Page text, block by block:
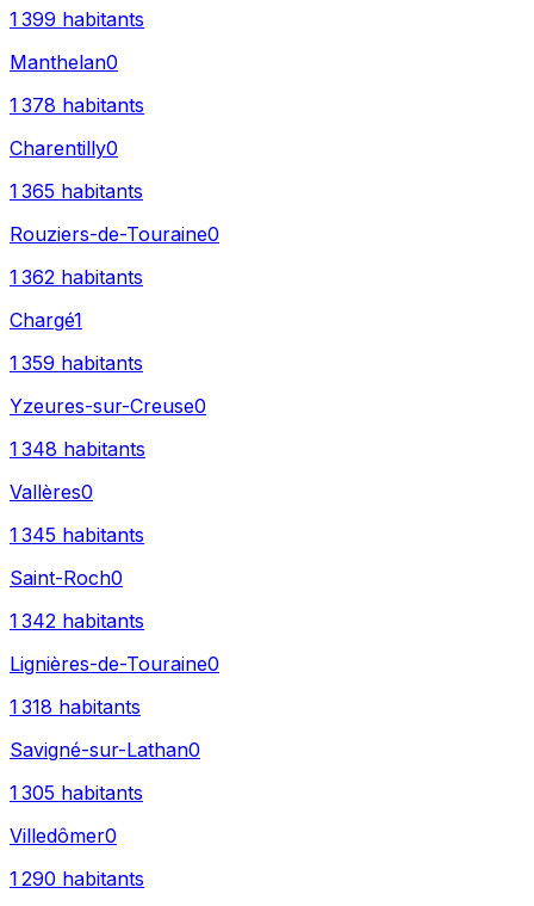
1 399 habitants
Manthelan0
1 378 habitants
Charentilly0
1 365 habitants
Rouziers-de-Touraine0
1 362 habitants
Chargé1
1 359 habitants
Yzeures-sur-Creuse0
1 348 habitants
Vallères0
1 345 habitants
Saint-Roch0
1 342 habitants
Lignières-de-Touraine0
1 318 habitants
Savigné-sur-Lathan0
1 305 habitants
Villedômer0
1 290 habitants